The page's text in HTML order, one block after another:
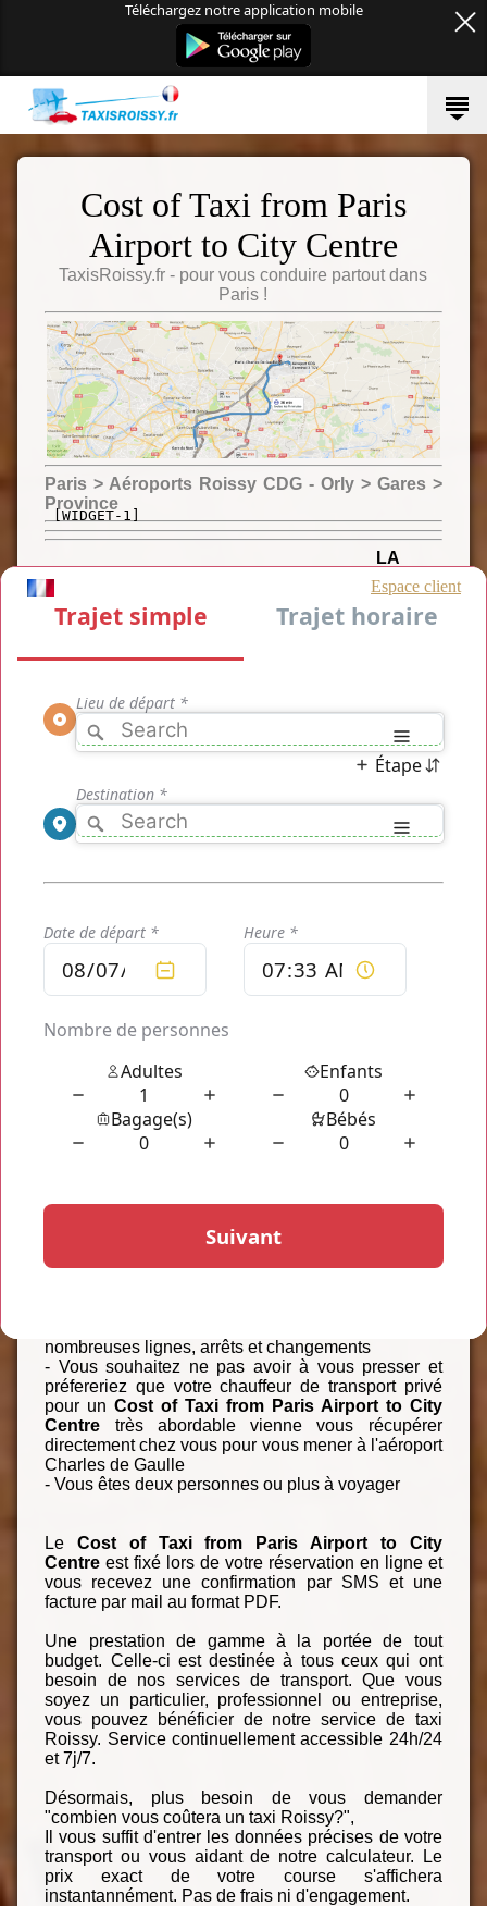
Téléchargez notre application mobile
Cost of Taxi from Paris
Airport to City Centre
TaxisRoissy.fr - pour vous conduire partout dans
Paris !
Paris > Aéroports Roissy CDG - Orly > Gares >
Province
[WIDGET-1]
LA
REPONSE Cost of Taxi from Paris Airport to City
Cost of Taxi from Paris Airport to City
Centrede votre trajet est calculé en direct sur une
base de prix de 45€, un tarif équivalent à deux
from Paris Airport to City Centredeviennent
véritablement intéressant dans plusieurs situations
nombreuses lignes, arrêts et changements
- Vous souhaitez ne pas avoir à vous presser et
préfereriez que votre chauffeur de transport privé
pour unCost of Taxi from Paris Airport to City
Centre très abordable vienne vous récupérer
directement chez vous pour vous mener à l'aéroport
Charles de Gaulle
- Vous êtes deux personnes ou plus à voyager
LeCost of Taxi from Paris Airport to City
Centre est fixé lors de votre réservation en ligne et
vous recevez une confirmation par SMS et une
facture par mail au format PDF.
Une prestation de gamme à la portée de tout
budget. Celle-ci est destinée à tous ceux qui ont
besoin de nos services de transport. Que vous
soyez un particulier, professionnel ou entreprise,
vous pouvez bénéficier de notre service de taxi
Roissy. Service continuellement accessible 24h/24
et 7j/7.
Désormais, plus besoin de vous demander
"combien vous coûtera un taxi Roissy?",
Il vous suffit d'entrer les données précises de votre
transport ou vous aidant de notre calculateur. Le
prix exact de votre course s'affichera
instantannément. Pas de frais ni d'engagement.